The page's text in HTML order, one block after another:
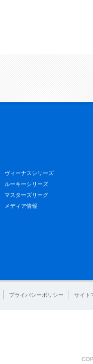
ヴィーナスシリーズ
ルーキーシリーズ
マスターズリーグ
メディア情報
プライバシーポリシー サイト